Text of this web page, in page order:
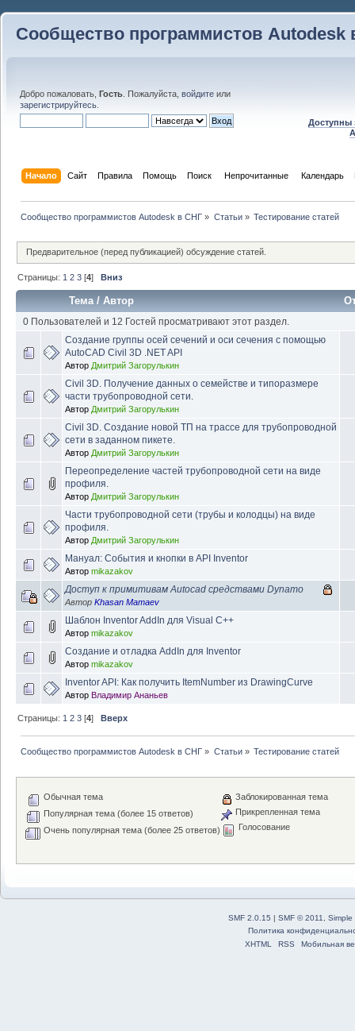
Сообщество программистов Autodesk
Добро пожаловать, Гость . Пожалуйста, войдите или
зарегистрируйтесь
Доступны
Начало Сайт Правила Помощь Поиск Непрочитанные Календарь
Сообщество программистов Autodesk в СНГ » Статьи» Тестирование статей
Предварительное (перед публикацией) обсуждение статей.
Страницы: 1 2 3 [4]Вниз
Тема /Автор
0 Пользователей и 12 Гостей просматривают этот раздел.
Создание группы осей сечений и оси сечения с помощью
AutoCAD Civil 3D .NET API
Автор Дмитрий Загорулькин
Civil 3D. Получение данных о семействе и типоразмере
части трубопроводной сети.
Автор Дмитрий Загорулькин
Civil 3D. Создание новой ТП на трассе для трубопроводной
сети в заданном пикете.
Автор Дмитрий Загорулькин
Переопределение частей трубопроводной сети на виде
профиля.
Автор Дмитрий Загорулькин
Части трубопроводной сети (трубы и колодцы) на виде
профиля.
Автор Дмитрий Загорулькин
Мануал: События и кнопки в API Inventor
Автор mikazakov
Доступ к примитивам Autocad средствами Dynamo
Автор Khasan Mamaev
Шаблон Inventor AddIn для Visual C++
Автор mikazakov
Создание и отладка AddIn для Inventor
Автор mikazakov
Inventor API: Как получить ItemNumber из DrawingCurve
Автор Владимир Ананьев
Страницы: 1 2 3 [4]Вверх
Сообщество программистов Autodesk в СНГ » Статьи» Тестирование статей
Обычная тема
Популярная тема (более 15 ответов)
Очень популярная тема (более 25 ответов)
Заблокированная тема
Прикрепленная тема
Голосование
SMF 2.0.15 | SMF © 2011
Simple
Политика
XHTML
RSS Мобильная